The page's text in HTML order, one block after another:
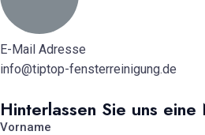
E-Mail Adresse
info@tiptop-fensterreinigung.de
Hinterlassen Sie uns eine
Vorname